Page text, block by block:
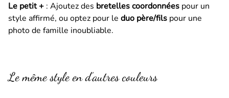
Le petit + : Ajoutez des bretelles coordonnées pour un
style affirmé, ou optez pour le duo père/fils pour une
photo de famille inoubliable.
Le même style en d’autres couleurs